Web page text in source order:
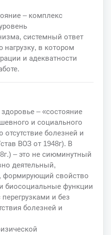
– комплекс
системный ответ
в котором
и адекватности
– «состояние
и социального
отсутствие болезней и
ВОЗ от 1948г). В
– это не сиюминутный
деятельный,
формирующий свойство
биосоциальные функции
и без
болезней и